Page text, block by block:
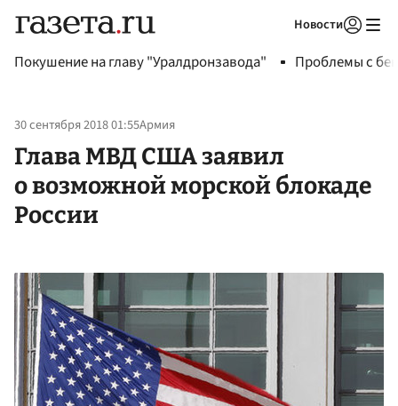
Новости
Покушение на главу "Уралдронзавода" Проблемы с
30 сентября 2018 01:55Армия
Глава МВД США заявил
о возможной морской блокаде
России